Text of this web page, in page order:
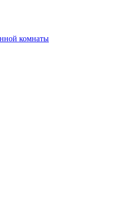
комнаты